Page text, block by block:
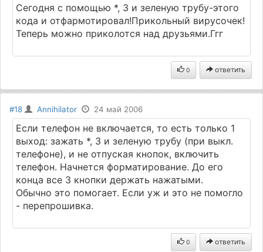
Сегодня с помощью *, 3 и зеленую трубу-этого
кода и отфармотировал!Прикольный вирусочек!
Теперь можно приколотся над друзьями.Ггг
0 ответить
#18 Annihilator 24 май 2006
Если телефон не включается, то есть только 1
выход: зажать *, 3 и зеленую трубу (при выкл.
телефоне), и не отпуская кнопок, включить
телефон. Начнется форматирование. До его
конца все 3 кнопки держать нажатыми.
Обычно это помогает. Если уж и это не помогло
- перепрошивка.
0 ответить